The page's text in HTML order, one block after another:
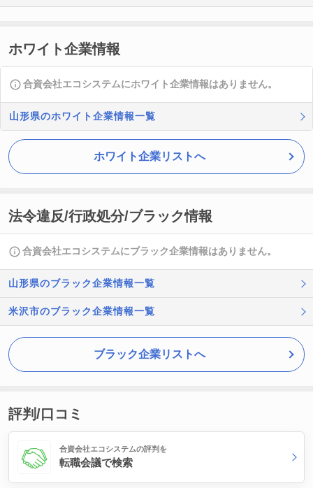
ホワイト企業情報
合資会社エコシステムにホワイト企業情報はありません。
山形県のホワイト企業情報一覧
ホワイト企業リストへ
法令違反/行政処分/ブラック情報
合資会社エコシステムにブラック企業情報はありません。
山形県のブラック企業情報一覧
米沢市のブラック企業情報一覧
ブラック企業リストへ
評判/口コミ
合資会社エコシステムの評判を
転職会議で検索